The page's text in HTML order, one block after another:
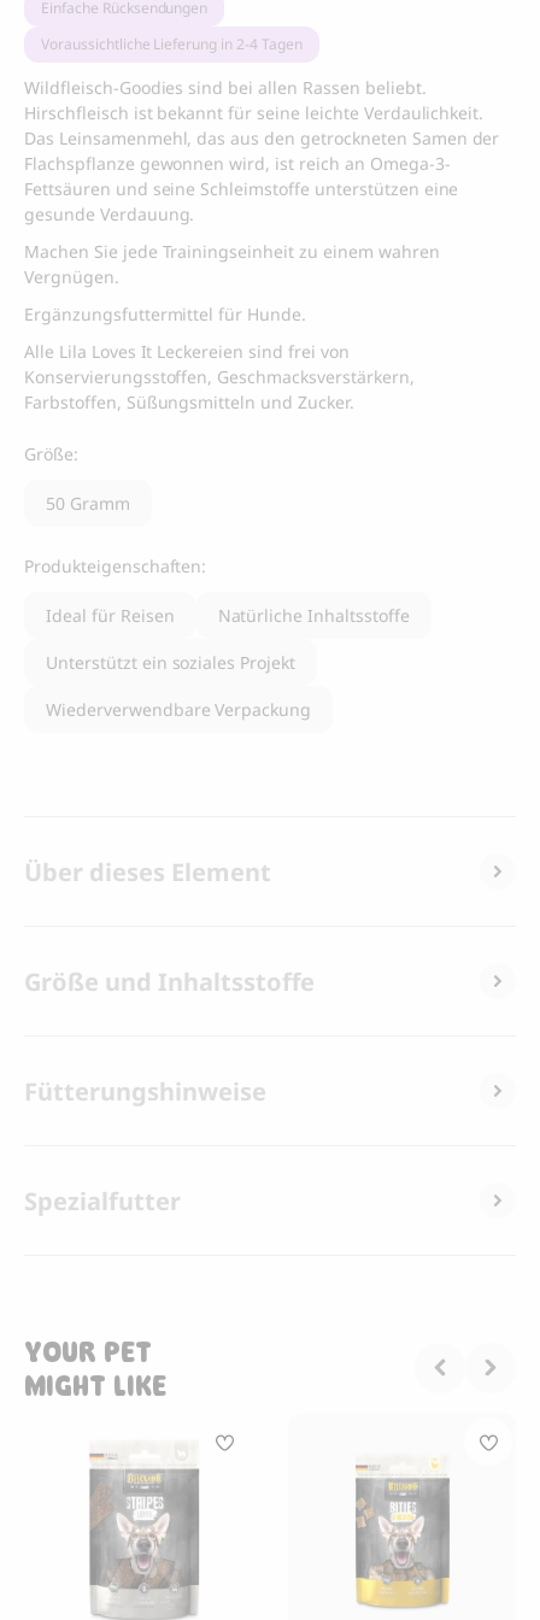
Einfache Rücksendungen
Voraussichtliche Lieferung in 2-4 Tagen
Wildfleisch-Goodies sind bei allen Rassen beliebt.
Hirschfleisch ist bekannt für seine leichte Verdaulichkeit.
Das Leinsamenmehl, das aus den getrockneten Samen der
Flachspflanze gewonnen wird, ist reich an Omega-3-
Fettsäuren und seine Schleimstoffe unterstützen eine
gesunde Verdauung.
Machen Sie jede Trainingseinheit zu einem wahren
Vergnügen.
Ergänzungsfuttermittel für Hunde.
Alle Lila Loves It Leckereien sind frei von
Konservierungsstoffen, Geschmacksverstärkern,
Farbstoffen, Süßungsmitteln und Zucker.
Größe:
50 Gramm
Produkteigenschaften:
Ideal für Reisen Natürliche Inhaltsstoffe
Unterstützt ein soziales Projekt
Wiederverwendbare Verpackung
Über dieses Element
Größe und Inhaltsstoffe
Fütterungshinweise
Spezialfutter
YOUR PET
MIGHT LIKE